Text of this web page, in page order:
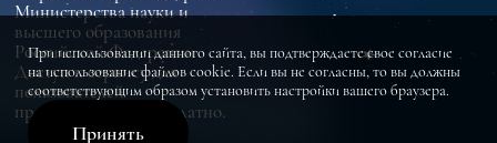
Министерства науки и
высшего образования
Российской Федерации
Доступ к сервису для
пользователей
предоставляется бесплатно.
При использовании данного сайта, вы подтверждаете свое согласие
на использование файлов cookie. Если вы не согласны, то вы должны
соответствующим образом установить настройки вашего браузера.
Принять